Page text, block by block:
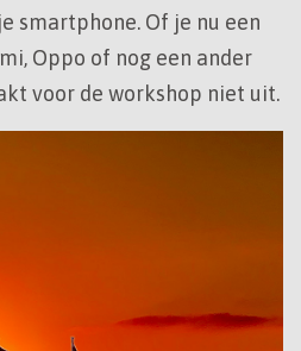
smartphone. Of je nu een
Oppo of nog een ander
voor de workshop niet uit.